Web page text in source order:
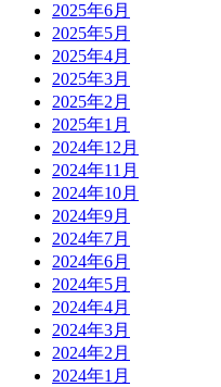
2025年6月
2025年5月
2025年4月
2025年3月
2025年2月
2025年1月
2024年12月
2024年11月
2024年10月
2024年9月
2024年7月
2024年6月
2024年5月
2024年4月
2024年3月
2024年2月
2024年1月